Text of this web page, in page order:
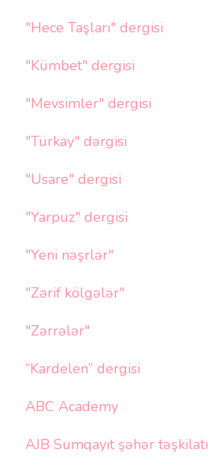
"Hece Taşları" dergisi
"Kümbet" dergisi
"Mevsimler" dergisi
"Türkay" dərgisi
"Usare" dergisi
"Yarpuz" dergisi
"Yeni nəşrlər"
"Zərif kölgələr"
"Zərrələr"
“Kardelen” dergisi
ABC Academy
AJB Sumqayıt şəhər təşkilatı